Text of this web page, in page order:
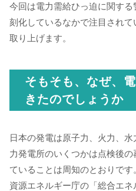
今回は電力需給ひっ迫に関す
刻化しているなかで注目され
取り上げます。
そもそも、なぜ、
きたのでしょうか
日本の発電は原子力、火力、
力発電所のいくつかは点検後
ていることは周知のとおりです
資源エネルギー庁の「総合エ